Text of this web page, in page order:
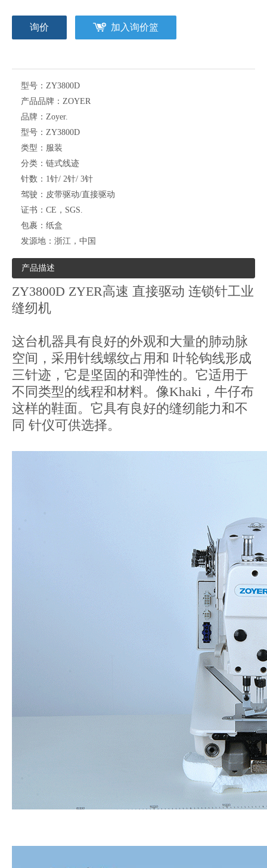
询价 加入询价篮
型号： ZY3800D
产品品牌： ZOYER
品牌： Zoyer.
型号： ZY3800D
类型： 服装
分类： 链式线迹
针数： 1针/ 2针/ 3针
驾驶： 皮带驱动/直接驱动
证书： CE，SGS.
包裹： 纸盒
发源地： 浙江，中国
产品描述
ZY3800D ZYER高速 直接驱动 连锁针工业
缝纫机
这台机器具有良好的外观和大量的肺动脉
空间，采用针线螺纹占用和 叶轮钩线形成
三针迹，它是坚固的和弹性的。它适用于
不同类型的线程和材料。像Khaki，牛仔布
这样的鞋面。它具有良好的缝纫能力和不
同 针仪可供选择。